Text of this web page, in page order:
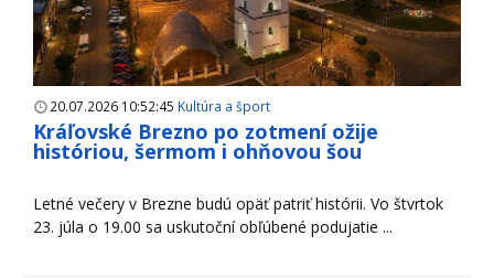
20.07.2026 10:52:45 Kultúra a šport
Kráľovské Brezno po zotmení ožije
históriou, šermom i ohňovou šou
Letné večery v Brezne budú opäť patriť histórii. Vo štvrtok
23. júla o 19.00 sa uskutoční obľúbené podujatie ...